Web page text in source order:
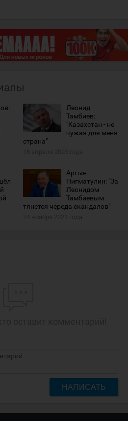
Леонид
Тамбиев:
"Казахстан - не
чужая для меня
страна"
Аргын
Нигматулин: "За
Леонидом
Тамбиевым
тянется череда скандалов"
НАПИСАТЬ